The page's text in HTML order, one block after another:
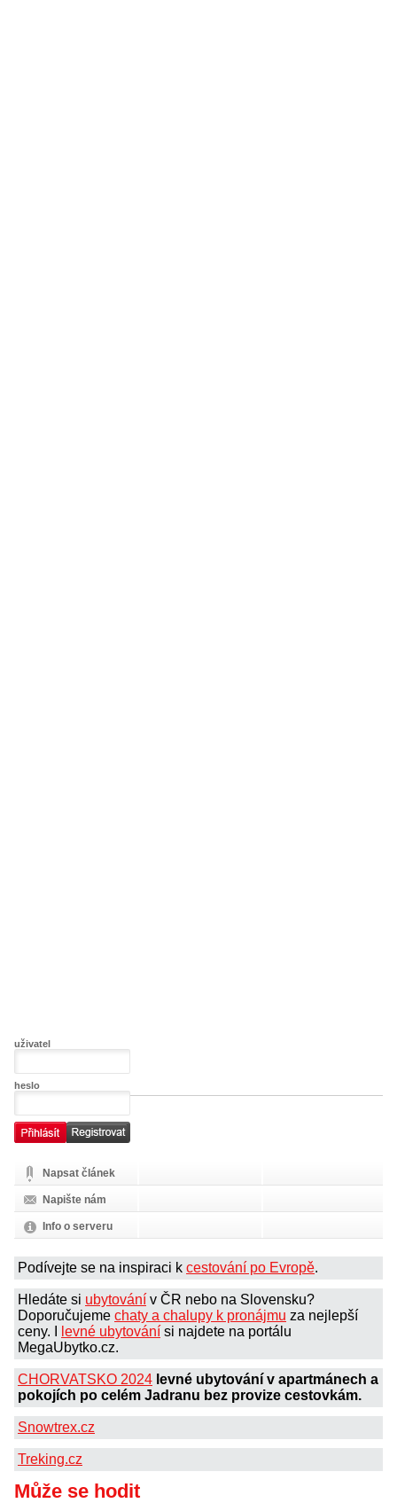
uživatel
heslo
Napsat článek
Napište nám
Info o serveru
Podívejte se na inspiraci k cestování po Evropě.
Hledáte si ubytování v ČR nebo na Slovensku?
Doporučujeme chaty a chalupy k pronájmu za nejlepší
ceny. I
levné ubytování si najdete na portálu
MegaUbytko.cz.
CHORVATSKO 2024 levné ubytování v apartmánech a
pokojích po celém Jadranu bez provize cestovkám.
Snowtrex.cz
Treking.cz
Může se hodit